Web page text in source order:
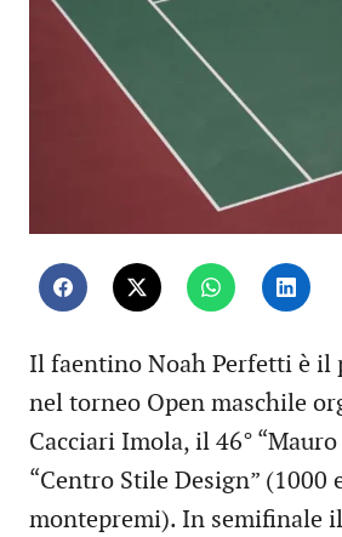
Il faentino Noah Perfetti è il
nel torneo Open maschile
Cacciari Imola, il 46°
“Centro Stile Design” (1000
montepremi). In semifinale